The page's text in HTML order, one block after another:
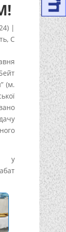
|
, С
(м.
у